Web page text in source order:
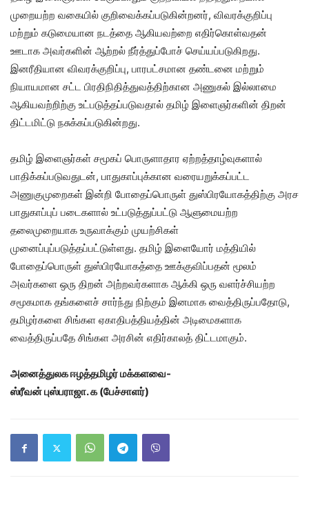
முறையற்ற வகையில் குறிவைக்கப்படுகின்றனர், விவரக்குறிப்பு
மற்றும் கடுமையான நடத்தை ஆகியவற்றை எதிர்கொள்வதன்
ஊடாக அவர்களின் ஆற்றல் நீர்த்துப்போச் செய்யப்படுகிறது.
இனரீதியான விவரக்குறிப்பு, பாரபட்சமான தண்டனை மற்றும்
நியாயமான சட்ட பிரதிநிதித்துவத்திற்கான அணுகல் இல்லாமை
ஆகியவற்றிற்கு உட்படுத்தப்படுவதால் தமிழ் இளைஞர்களின் திறன்
திட்டமிட்டு நசுக்கப்படுகின்றது.
தமிழ் இளைஞர்கள் சமூகப் பொருளாதார ஏற்றத்தாழ்வுகளால்
பாதிக்கப்படுவதுடன், பாதுகாப்புக்கான வரையறுக்கப்பட்ட
அணுகுமுறைகள் இன்றி போதைப்பொருள் துஸ்பிரயோகத்திற்கு அரச
பாதுகாப்புப் படைகளால் உட்படுத்துப்பட்டு ஆளுமையற்ற
தலைமுறையாக உருவாக்கும் முயற்சிகள்
முனைப்புப்படுத்தப்பட்டுள்ளது. தமிழ் இளையோர் மத்தியில்
போதைப்பொருள் துஸ்பிரயோகத்தை ஊக்குவிப்பதன் மூலம்
அவர்களை ஒரு திறன் அற்றவர்களாக ஆக்கி ஒரு வளர்ச்சியற்ற
சமூகமாக தங்களைச் சார்ந்து நிற்கும் இனமாக வைத்திருப்பதோடு,
தமிழர்களை சிங்கள ஏகாதிபத்தியத்தின் அடிமைகளாக
வைத்திருப்பதே சிங்கள அரசின் எதிர்காலத் திட்டமாகும்.
அனைத்துலக ஈழத்தமிழர் மக்களவை-
ஸ்ரீவன் புஸ்பராஜா. க (பேச்சாளர்)